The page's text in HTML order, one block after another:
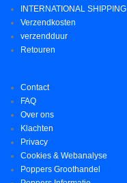
INTERNATIONAL SHIPPING
Verzendkosten
verzendduur
Retouren
Contact
FAQ
Over ons
Klachten
Privacy
Cookies & Webanalyse
Poppers Groothandel